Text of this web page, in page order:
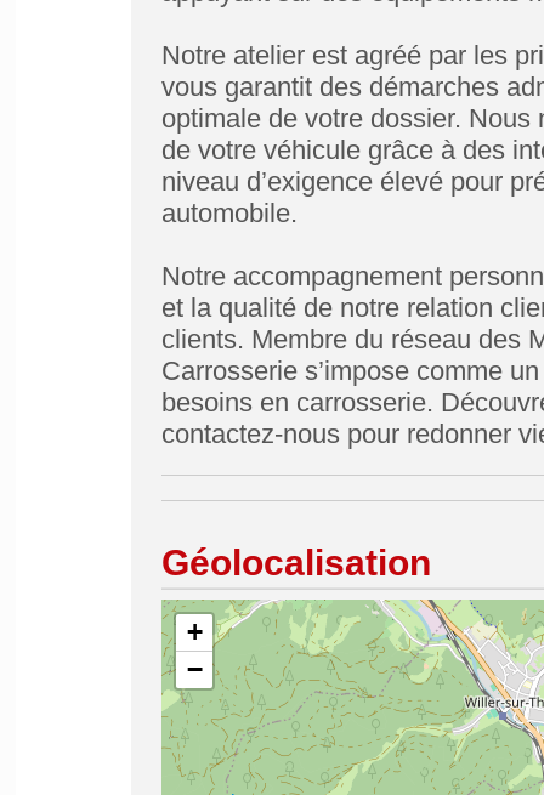
Notre atelier est agréé par les
vous garantit des démarches
optimale de votre dossier. Nous
de votre véhicule grâce à des
niveau d’exigence élevé pour
automobile.
Notre accompagnement
et la qualité de notre relation
clients. Membre du réseau des
Carrosserie s’impose comme
besoins en carrosserie.
contactez-nous pour redonner
Géolocalisation
+
−